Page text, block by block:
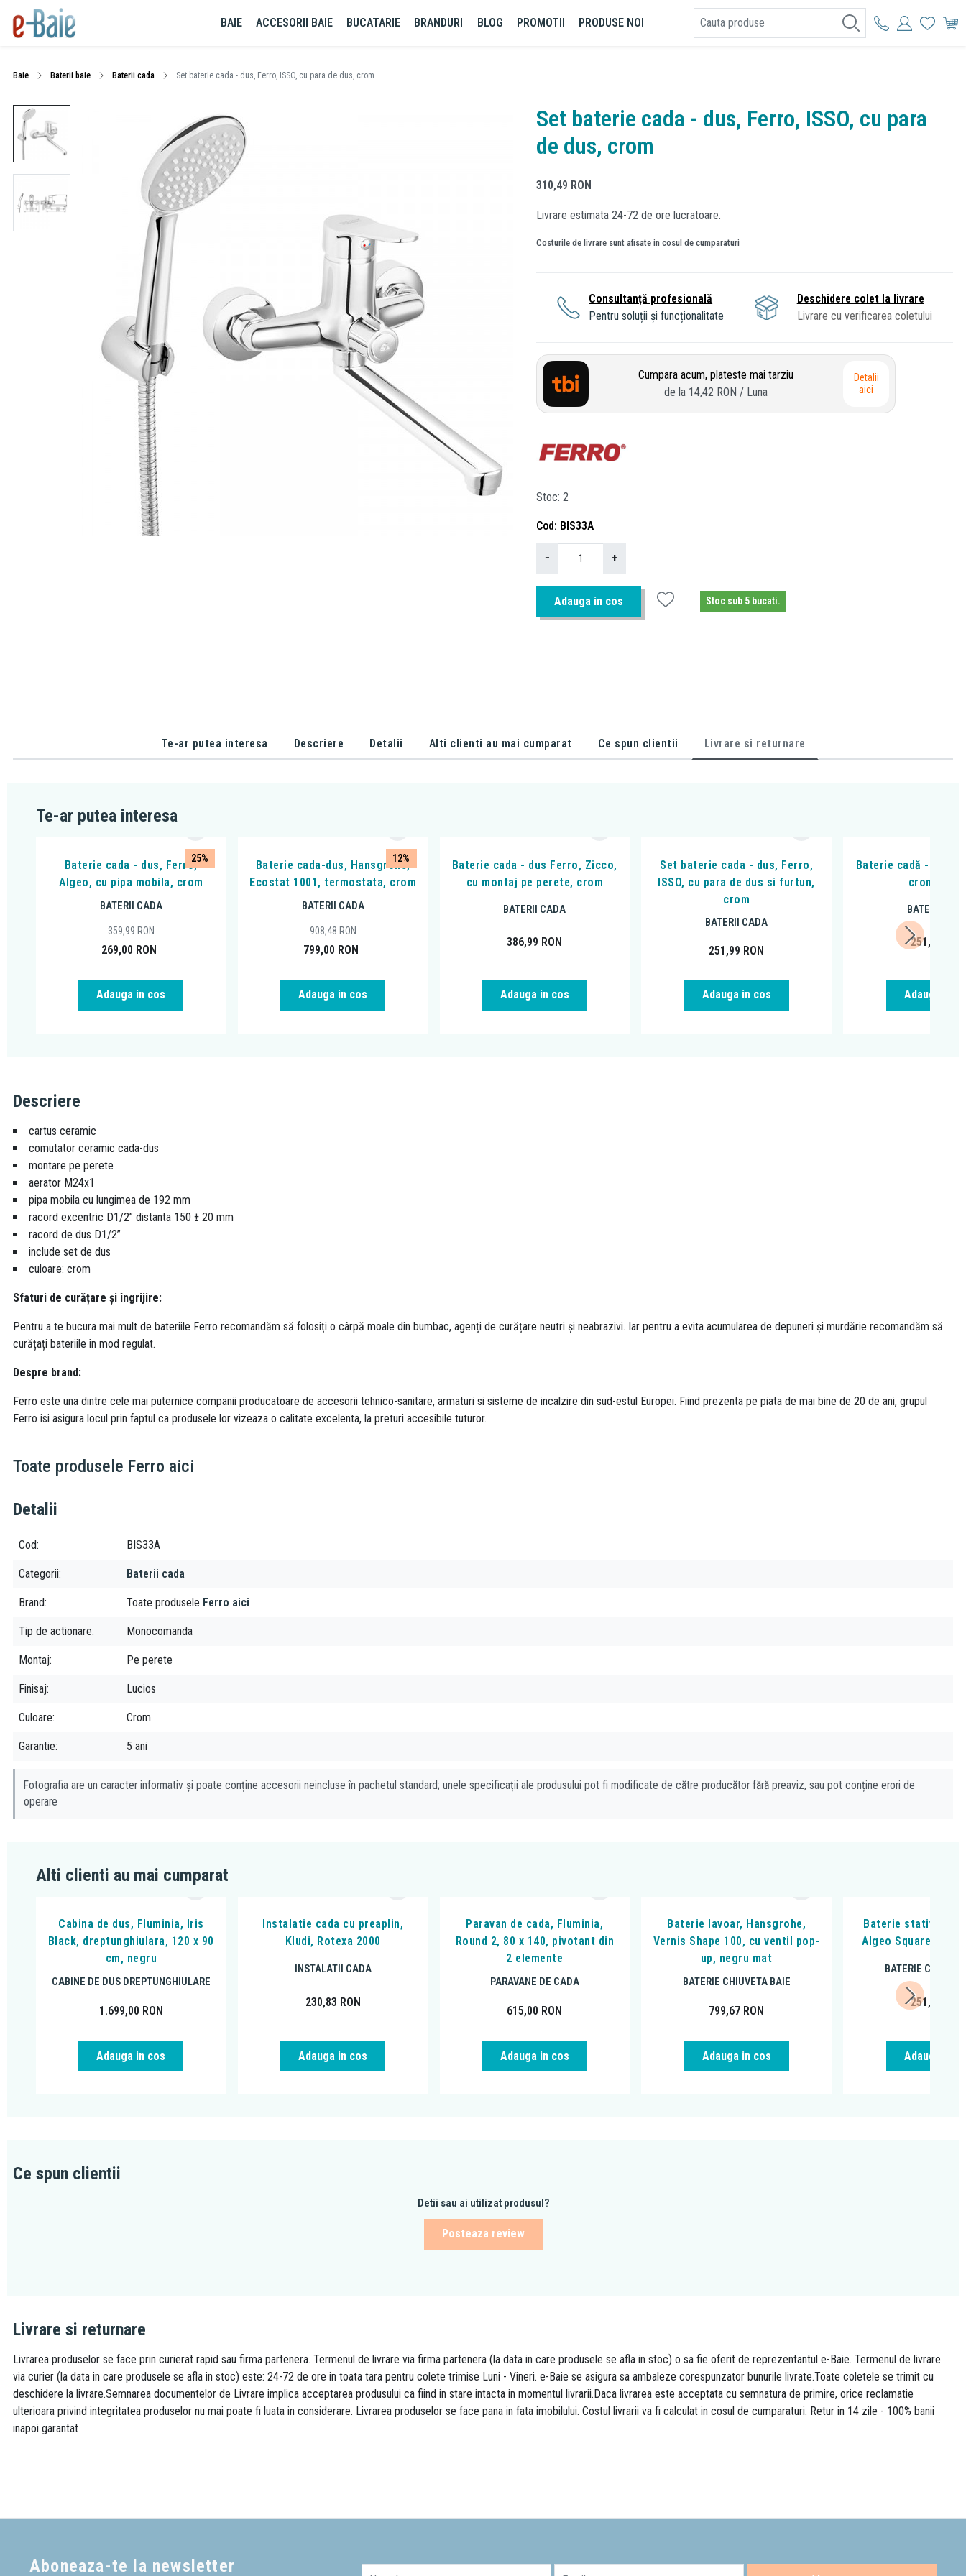
BAIE ACCESORII BAIE BUCATARIE BRANDURI BLOG PROMOTII PRODUSE NOI
Baie Baterii baie Baterii cada Set baterie cada - dus, Ferro, ISSO, cu para de dus, crom
Set baterie cada - dus, Ferro, ISSO, cu para
de dus, crom
310,49 RON
Livrare estimata 24-72 de ore lucratoare.
Costurile de livrare sunt afisate in cosul de cumparaturi
Consultanță profesională
Pentru soluții și funcționalitate
Deschidere colet la livrare
Livrare cu verificarea coletului
Cumpara acum, plateste mai tarziu
de la 14,42 RON / Luna
Detalii
aici
Stoc 2
Cod BIS33A
− +
Adauga in cos Stoc sub 5 bucati.
Te-ar putea interesa Descriere Detalii Alti clienti au mai cumparat Ce spun clientii Livrare si returnare
Te-ar putea interesa
25%
Baterie cada - dus, Ferro,
Algeo, cu pipa mobila, crom
BATERII CADA
269,00 RON
359,99RON
Adauga in cos
12%
Baterie cada-dus, Hansgrohe,
Ecostat 1001, termostata, crom
BATERII CADA
799,00 RON
908,48RON
Adauga in cos
Baterie cada - dus Ferro, Zicco,
cu montaj pe perete, crom
BATERII CADA
386,99 RON
Adauga in cos
Set baterie cada - dus, Ferro,
ISSO, cu para de dus si furtun,
crom
BATERII CADA
251,99 RON
Adauga in cos
Baterie cadă - duș,
crom,
BATERII
251,99
Adauga in
Descriere
cartus ceramic
comutator ceramic cada-dus
montare pe perete
aerator M24x1
pipa mobila cu lungimea de 192 mm
racord excentric D1/2” distanta 150 ± 20 mm
racord de dus D1/2”
include set de dus
culoare: crom
Sfaturi de curățare și îngrijire:
Pentru a te bucura mai mult de bateriile Ferro recomandăm să folosiți o cârpă moale din bumbac, agenți de curățare neutri și neabrazivi. Iar pentru a evita acumularea de depuneri și murdărie recomandăm să
curățați bateriile în mod regulat.
Despre brand:
Ferro este una dintre cele mai puternice companii producatoare de accesorii tehnico-sanitare, armaturi si sisteme de incalzire din sud-estul Europei. Fiind prezenta pe piata de mai bine de 20 de ani, grupul
Ferro isi asigura locul prin faptul ca produsele lor vizeaza o calitate excelenta, la preturi accesibile tuturor.
Toate produsele Ferro aici
Detalii
Cod BIS33A
Categorii Baterii cada
Brand Toate produsele Ferro aici
Tip de actionare Monocomanda
Montaj Pe perete
Finisaj Lucios
Culoare Crom
Garantie 5 ani
Fotografia are un caracter informativ și poate conține accesorii neincluse în pachetul standard; unele specificații ale produsului pot fi modificate de către producător fără preaviz, sau pot conține erori de
operare
Alti clienti au mai cumparat
Cabina de dus, Fluminia, Iris
Black, dreptunghiulara, 120 x 90
cm, negru
CABINE DE DUS DREPTUNGHIULARE
1.699,00 RON
Adauga in cos
Instalatie cada cu preaplin,
Kludi, Rotexa 2000
INSTALATII CADA
230,83 RON
Adauga in cos
Paravan de cada, Fluminia,
Round 2, 80 x 140, pivotant din
2 elemente
PARAVANE DE CADA
615,00 RON
Adauga in cos
Baterie lavoar, Hansgrohe,
Vernis Shape 100, cu ventil pop-
up, negru mat
BATERIE CHIUVETA BAIE
799,67 RON
Adauga in cos
Baterie stativa
Algeo Square, cu
BATERIE
251,99
Adauga in
Ce spun clientii
Detii sau ai utilizat produsul?
Posteaza review
Livrare si returnare
Livrarea produselor se face prin curierat rapid sau firma partenera. Termenul de livrare via firma partenera (la data in care produsele se afla in stoc) o sa fie oferit de reprezentantul e-Baie. Termenul de livrare
via curier (la data in care produsele se afla in stoc) este: 24-72 de ore in toata tara pentru colete trimise Luni - Vineri. e-Baie se asigura sa ambaleze corespunzator bunurile livrate.Toate coletele se trimit cu
deschidere la livrare.Semnarea documentelor de Livrare implica acceptarea produsului ca fiind in stare intacta in momentul livrarii.Daca livrarea este acceptata cu semnatura de primire, orice reclamatie
ulterioara privind integritatea produselor nu mai poate fi luata in considerare. Livrarea produselor se face pana in fata imobilului. Costul livrarii va fi calculat in cosul de cumparaturi. Retur in 14 zile - 100% banii
inapoi garantat
Aboneaza-te la newsletter